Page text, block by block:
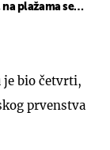
plažama se
je bio četvrti,
prvenstva